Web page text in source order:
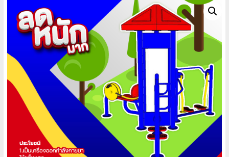
Add to cart Add to cart